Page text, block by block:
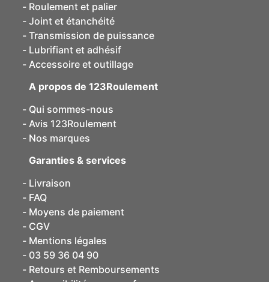
Roulement et palier
Joint et étanchéité
Transmission de puissance
Lubrifiant et adhésif
Accessoire et outillage
A propos de 123Roulement
Qui sommes-nous
Avis 123Roulement
Nos marques
Garanties & services
Livraison
FAQ
Moyens de paiement
CGV
Mentions légales
03 59 36 04 90
Retours et Remboursements